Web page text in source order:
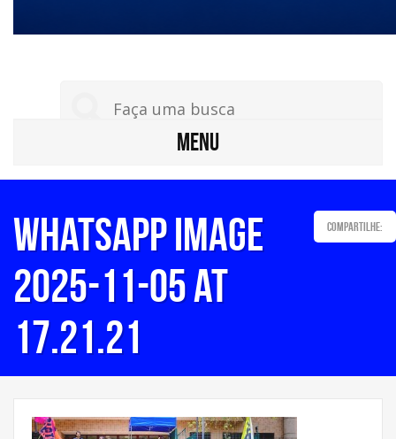
MENU
WhatsApp Image
2025-11-05 at
17.21.21
Compartilhe: